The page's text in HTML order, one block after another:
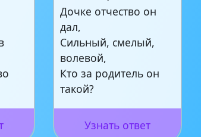
Дочке отчество он
дал,
Сильный, смелый,
волевой,
Кто за родитель он
такой?
Узнать ответ